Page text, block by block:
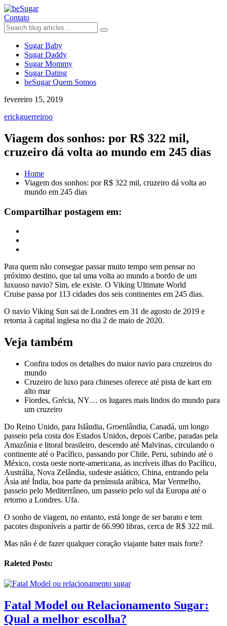
Contato
Sugar Baby
Sugar Daddy
Sugar Mommy
Sugar Dating
beSugar Quem Somos
fevereiro 15, 2019
erickguerreiroo
Viagem dos sonhos: por R$ 322 mil,
cruzeiro dá volta ao mundo em 245 dias
Home
Viagem dos sonhos: por R$ 322 mil, cruzeiro dá volta ao
mundo em 245 dias
Compartilhar postagem em:
Para quem não consegue passar muito tempo sem pensar no
próximo destino, que tal uma volta ao mundo a bordo de um
luxuoso navio? Sim, ele existe. O Viking Ultimate World
Cruise passa por 113 cidades dos seis continentes em 245 dias.
O navio Viking Sun sai de Londres em 31 de agosto de 2019 e
retorna à capital inglesa no dia 2 de maio de 2020.
Veja também
Confira todos os detalhes do maior navio para cruzeiros do
mundo
Cruzeiro de luxo para chineses oferece até pista de kart em
alto mar
Fiordes, Grécia, NY… os lugares mais lindos do mundo para
um cruzeiro
Do Reino Unido, para Islândia, Groenlândia, Canadá, um longo
passeio pela costa dos Estados Unidos, depois Caribe, paradas pela
Amazônia e litoral brasileiro, descendo até Malvinas, circulando o
continente até o Pacífico, passando por Chile, Peru, subindo até o
México, costa oeste norte-americana, as incríveis ilhas do Pacífico,
Austrália, Nova Zelândia, sudeste asiático, China, entrando pela
Ásia até Índia, boa parte da península arábica, Mar Vermelho,
passeio pelo Mediterrâneo, um passeio pelo sul da Europa até o
retorno a Londres. Ufa.
O sonho de viagem, no entanto, está longe de ser barato e tem
pacotes disponíveis a partir de 66.990 libras, cerca de R$ 322 mil.
Mas não é de fazer qualquer coração viajante bater mais forte?
Raleted Posts:
Fatal Model ou Relacionamento Sugar:
Qual a melhor escolha?